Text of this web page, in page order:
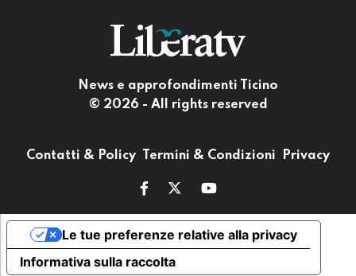
News e approfondimenti Ticino
© 2026 - All rights reserved
Contatti & Policy Termini & Condizioni Privacy
Informativa sulla raccolta
Le tue preferenze relative alla privacy